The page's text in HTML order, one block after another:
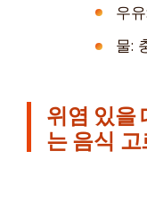
우
물:
위염 있을
는 음식